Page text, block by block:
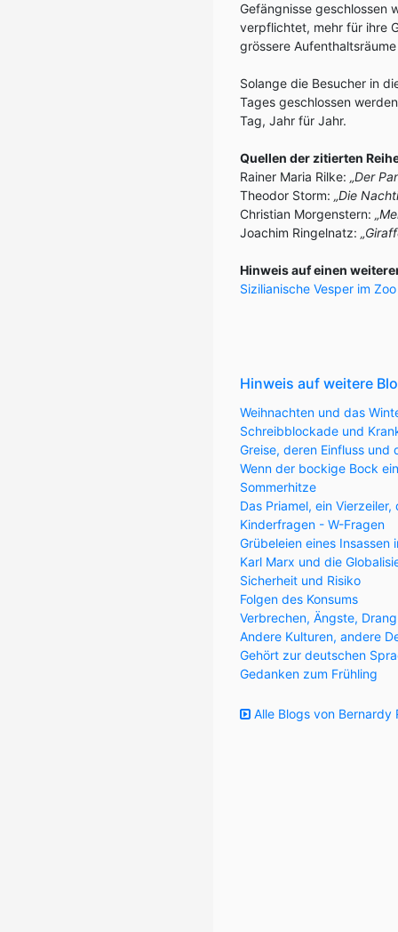
Gefängnisse geschlossen
verpflichtet, mehr für ihre
grössere
Solange die Besucher in
Tages geschlossen
Tag, Jahr für Jahr.
Quellen der zitierten
Rainer Maria Rilke: „Der
Theodor Storm: „Die
Christian Morgenstern:
Joachim Ringelnatz:
Hinweis auf einen
Sizilianische Vesper im Zoo
Hinweis auf weitere
Weihnachten und das
Schreibblockade und
Greise, deren Einfluss und
Wenn der bockige Bock
Sommerhitze
Das Priamel, ein
Kinderfragen - W-Fragen
Grübeleien eines
Karl Marx und die
Sicherheit und Risiko
Folgen des Konsums
Verbrechen, Ängste,
Andere Kulturen, andere
Gehört zur deutschen
Gedanken zum Frühling
Alle Blogs von Bernardy